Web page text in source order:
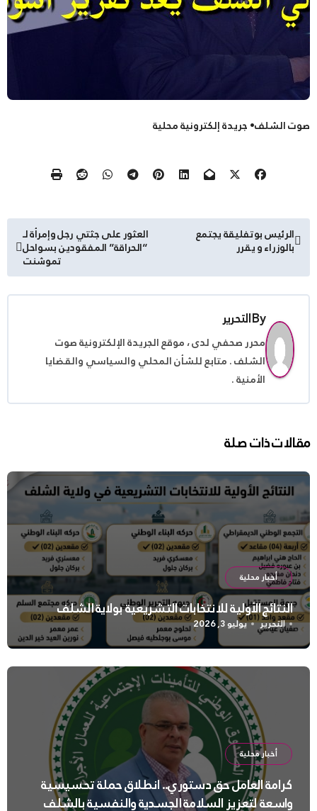
صوت الشلف• جريدة إلكترونية محلية
تصفّح
المقالات
الرئيس بوتفليقة يجتمع
بالوزراء و يقرر
العثور على جثتي رجل وإمرأة لـ
“الحراقة” المفقودين بسواحل
تموشنت
Byالتحرير
محرر صحفي لدى ، موقع الجريدة الإلكترونية صوت
الشلف . متابع للشأن المحلي والسياسي والقضايا
الأمنية .
مقالات ذات صلة
أخبار محلية
النتائج الأولية للانتخابات التشريعية بولاية الشلف
التحرير يوليو 3, 2026
أخبار محلية
كرامة العامل حق دستوري.. انطلاق حملة تحسيسية
واسعة لتعزيز السلامة الجسدية والنفسية بالشلف